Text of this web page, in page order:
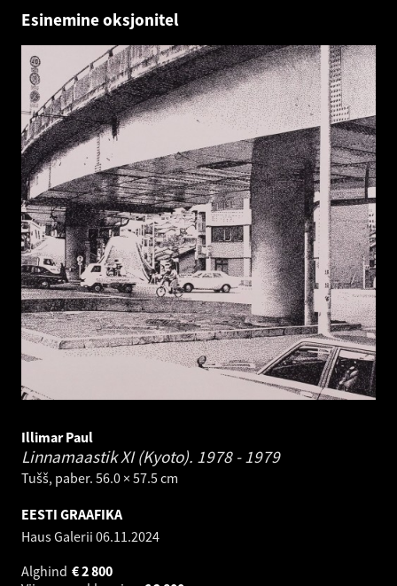
Esinemine oksjonitel
Illimar Paul
Linnamaastik XI (Kyoto). 1978 - 1979
Tušš, paber. 56.0 × 57.5 cm
EESTI GRAAFIKA
Haus Galerii 06.11.2024
Alghind
2 800
€